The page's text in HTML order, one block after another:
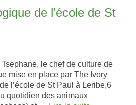
de l’école de St
le chef de culture de
mise en place par The Ivory
l’école de St Paul à Leribe,6
quotidien des animaux